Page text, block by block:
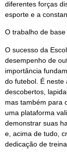
diferentes forças
esporte e a
O trabalho de
O sucesso da
desempenho de
importância
do futebol. É neste
descobertos,
mas também para
uma plataforma
demonstrar suas
e, acima de tudo,
dedicação de